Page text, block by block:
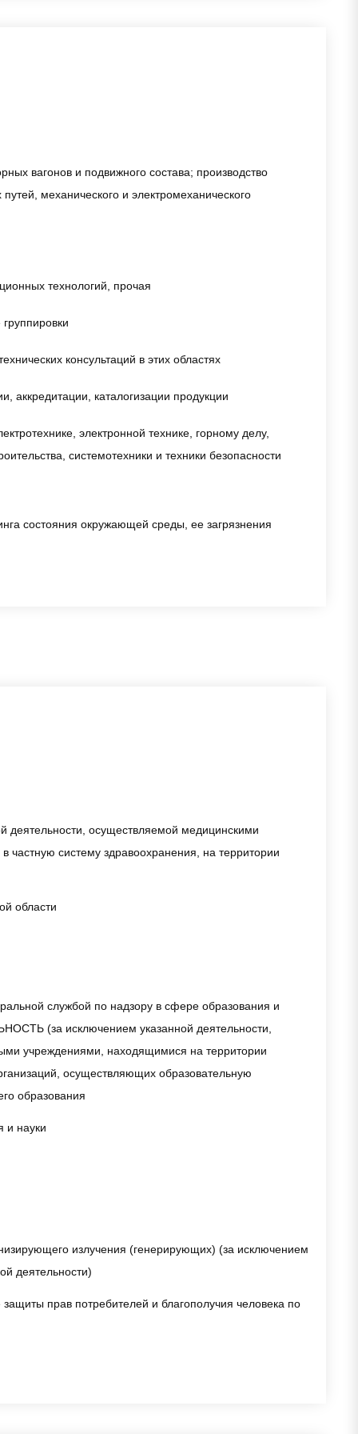
вагонов и подвижного состава; производство
механического и электромеханического
технологий, прочая
консультаций в этих областях
аккредитации, каталогизации продукции
электронной технике, горному делу,
системотехники и техники безопасности
состояния окружающей среды, ее загрязнения
деятельности, осуществляемой медицинскими
систему здравоохранения, на территории
области
службой по надзору в сфере образования и
(за исключением указанной деятельности,
учреждениями, находящимися на территории
осуществляющих образовательную
образования
и науки
излучения (генерирующих) (за исключением
деятельности)
прав потребителей и благополучия человека по